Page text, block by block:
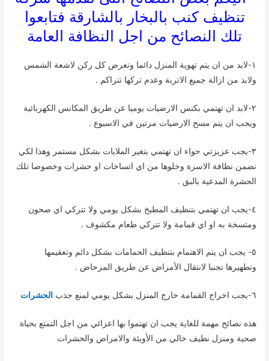
تنظيف كنب بالبخار بالشارقة فتابعوا
تلك النصائح من اجل النظافة العامة
١-لابد من ان يتم تهوية المنزل دائما وتعرض كل ركن لاشعة الشمس
ولابد من ازالة جميع الاتربة وعدم تركها تتراكم .
٢-لابد ان تهتمي بكنس الارضيات يوميا عن طريق المكانس الكهربائية
ويجب ان يتم مسح الارضيات مرتين في الاسبوع .
٣-يجب عزيزتي حواء ان تهتمي بتغير الملايات بشكل مستمر وهذا لكي
نضمن نظافة الاسرة وخلوها من اي اتساخات او حشرات وخصوصا تلك
الحشرة المدعية بالبق .
٤-يجب ان تهتمي بتنظيف المطبخ بشكل يومي ولا تتركي اي صحون
ومتسخة به او اي قمامة ولا تتركي طعام مكشوف .
٥- يجب ان يتم الاهتمام بتنظيف الحمامات بشكل دائم وتعقيمها
وتطهيرها تجنبا لانتقال الأمراض عن طريق المرحاض .
٦-يجب اخراج القمامة خارج المنزل بشكل يومي لمنع جذب الحشرات
هذه نصائح مهمة للغاية يجب ان تهتموا بها اعزائي من اجل التمتع بحياة
صحية ومنزل نظيف خالي من الأوبئة والامراض والحشرات